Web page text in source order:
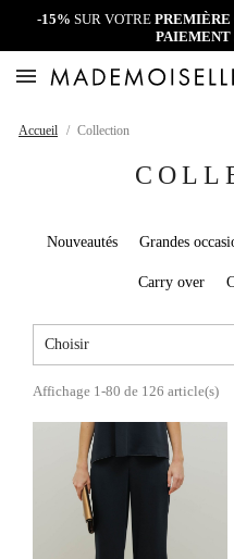
-15% SUR VOTRE PREMIÈRE
PAIEMENT
Accueil Collection
Nouveautés Grandes
Carry over
Choisir
Affichage 1-80 de 126 article(s)